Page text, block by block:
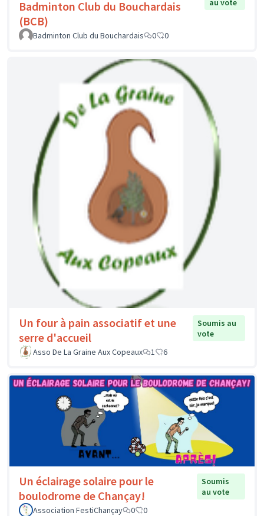
Badminton Club du Bouchardais
(BCB)
Badminton Club du Bouchardais 0 0
Un four à pain associatif et une
serre d'accueil
Soumis au
vote
Asso De La Graine Aux Copeaux
1 6
Un éclairage solaire pour le
boulodrome de Chançay!
Soumis
au vote
Association FestiChançay
0 0